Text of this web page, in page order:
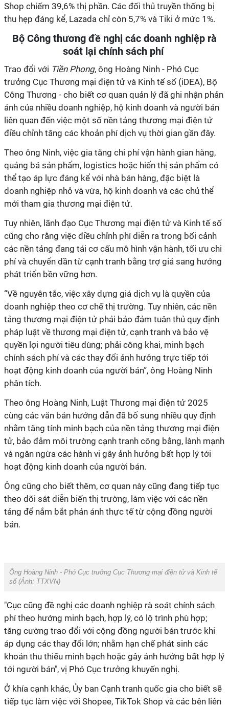
Shop chiếm 39,6% thị phần. Các đối thủ truyền thống bị
thu hẹp đáng kể, Lazada chỉ còn 5,7% và Tiki ở mức 1%.
Bộ Công thương đề nghị các doanh nghiệp rà
soát lại chính sách phí
Trao đổi với Tiền Phong, ông Hoàng Ninh - Phó Cục
trưởng Cục Thương mại điện tử và Kinh tế số (iDEA), Bộ
Công Thương - cho biết cơ quan quản lý đã ghi nhận phản
ánh của nhiều doanh nghiệp, hộ kinh doanh và người bán
liên quan đến việc một số nền tảng thương mại điện tử
điều chỉnh tăng các khoản phí dịch vụ thời gian gần đây.
Theo ông Ninh, việc gia tăng chi phí vận hành gian hàng,
quảng bá sản phẩm, logistics hoặc hiển thị sản phẩm có
thể tạo áp lực đáng kể với nhà bán hàng, đặc biệt là
doanh nghiệp nhỏ và vừa, hộ kinh doanh và các chủ thể
mới tham gia thương mại điện tử.
Tuy nhiên, lãnh đạo Cục Thương mại điện tử và Kinh tế số
cũng cho rằng việc điều chỉnh phí diễn ra trong bối cảnh
các nền tảng đang tái cơ cấu mô hình vận hành, tối ưu chi
phí và chuyển dần từ cạnh tranh bằng trợ giá sang hướng
phát triển bền vững hơn.
“Về nguyên tắc, việc xây dựng giá dịch vụ là quyền của
doanh nghiệp theo cơ chế thị trường. Tuy nhiên, các nền
tảng thương mại điện tử phải bảo đảm tuân thủ quy định
pháp luật về thương mại điện tử, cạnh tranh và bảo vệ
quyền lợi người tiêu dùng; phải công khai, minh bạch
chính sách phí và các thay đổi ảnh hưởng trực tiếp tới
hoạt động kinh doanh của người bán”, ông Hoàng Ninh
phân tích.
Theo ông Hoàng Ninh, Luật Thương mại điện tử 2025
cùng các văn bản hướng dẫn đã bổ sung nhiều quy định
nhằm tăng tính minh bạch của nền tảng thương mại điện
tử, bảo đảm môi trường cạnh tranh công bằng, lành mạnh
và ngăn ngừa các hành vi gây ảnh hưởng bất hợp lý tới
hoạt động kinh doanh của người bán.
Ông cũng cho biết thêm, cơ quan này cũng đang tiếp tục
theo dõi sát diễn biến thị trường, làm việc với các nền
tảng để nắm bắt phản ánh thực tế từ cộng đồng người
bán.
Ông Hoàng Ninh - Phó Cục trưởng Cục Thương mại điện tử và Kinh tế
số (Ảnh: TTXVN)
"Cục cũng đề nghị các doanh nghiệp rà soát chính sách
phí theo hướng minh bạch, hợp lý, có lộ trình phù hợp;
tăng cường trao đổi với cộng đồng người bán trước khi
áp dụng các thay đổi lớn; nhằm hạn chế phát sinh các
khoản thu thiếu minh bạch hoặc gây ảnh hưởng bất hợp lý
tới người bán", vị Phó Cục trưởng khuyến nghị.
Ở khía cạnh khác, Ủy ban Cạnh tranh quốc gia cho biết sẽ
tiếp tục làm việc với Shopee, TikTok Shop và các bên liên